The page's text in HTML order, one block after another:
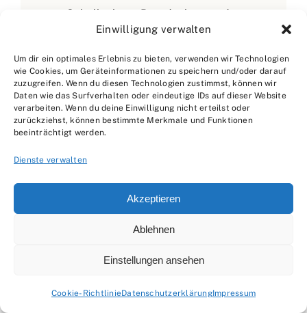
Einwilligung verwalten
Um dir ein optimales Erlebnis zu bieten, verwenden wir Technologien
wie Cookies, um Geräteinformationen zu speichern und/oder darauf
zuzugreifen. Wenn du diesen Technologien zustimmst, können wir
Daten wie das Surfverhalten oder eindeutige IDs auf dieser Website
verarbeiten. Wenn du deine Einwilligung nicht erteilst oder
zurückziehst, können bestimmte Merkmale und Funktionen
beeinträchtigt werden.
Dienste verwalten
Akzeptieren
Ablehnen
Einstellungen ansehen
Cookie-RichtlinieDatenschutzerklärungImpressum
an: Schallschutz, Brandschutz und
Feuchteschutz sind für ihn keine Extras,
sondern Grundbedingungen. Auf suche-
handwerk.de erklärt Jan, woran man
gute Konstruktionen erkennt, welche
Vorleistungen nötig sind und warum
viele Probleme erst entstehen, wenn
Untergrund, Trocknungszeiten oder
liefert Orientierung für Bauherren
Fehlerbilder. Sein Ton ist sachlich, ruhig
Entscheidungsregeln statt Buzzwords.